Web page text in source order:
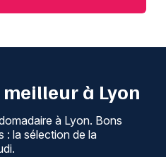
à Lyon
à Lyon. Bons
: la sélection de la